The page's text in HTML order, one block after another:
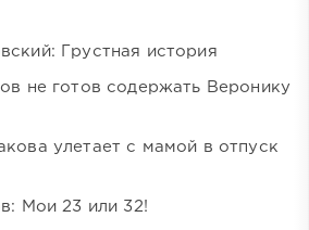
Грустная история
не готов содержать Веронику
улетает с мамой в отпуск
Мои 23 или 32!